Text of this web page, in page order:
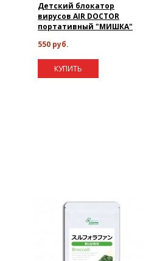
Детский блокатор
вирусов AIR DOCTOR
портативный "МИШКА"
550 руб.
КУПИТЬ